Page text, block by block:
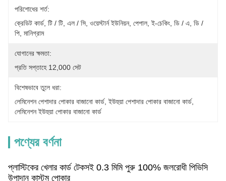
পরিশোধের শর্ত:
ক্রেডিট কার্ড, টি / টি, এল / সি, ওয়েস্টার্ন ইউনিয়ন, পেপাল, ই-চেকিং, ডি / এ, ডি /
পি, মানিগ্রাম
যোগানের ক্ষমতা:
প্রতি সপ্তাহে 12,000 সেট
বিশেষভাবে তুলে ধরা:
লেমিনেশন পেশাদার পোকার বাজানো কার্ড, ইউহুয়া পেশাদার পোকার বাজানো কার্ড,
লেমিনেশন ইউহুয়া পোকার বাজানো কার্ড
পণ্যের বর্ণনা
প্লাস্টিকের খেলার কার্ড টেকসই 0.3 মিমি পুরু 100% জলরোধী পিভিসি
উপাদান কাস্টম পোকার